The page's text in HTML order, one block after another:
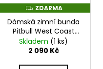
Z
D
A
R
M
A
ZDARMA
Dámská zimní bunda
Pitbull West Coast
Vista - světle modrá -
PWC_VISTA_BLUE
Skladem (1 ks)
2 090 Kč